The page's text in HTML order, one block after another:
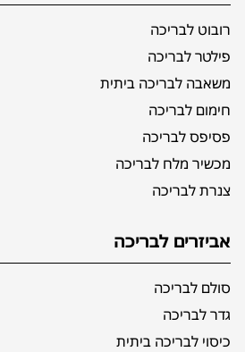
רובוט לבריכה
פילטר לבריכה
משאבה לבריכה ביתית
חימום לבריכה
פסיפס לבריכה
מכשיר מלח לבריכה
צנרת לבריכה
אביזרים לבריכה
סולם לבריכה
גדר לבריכה
כיסוי לבריכה ביתית